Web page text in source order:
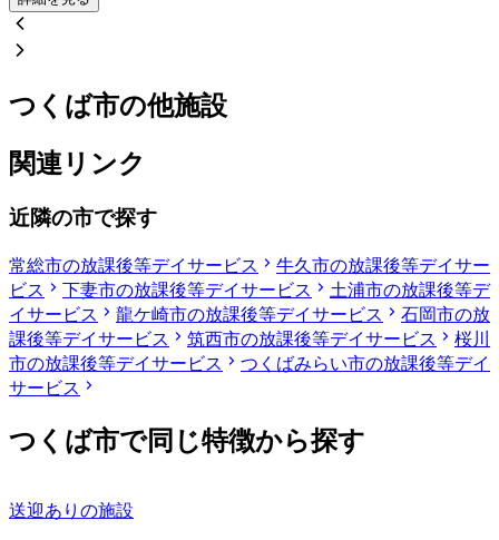
つくば市の他施設
関連リンク
近隣の市で探す
常総市の放課後等デイサービス
牛久市の放課後等デイサー
ビス
下妻市の放課後等デイサービス
土浦市の放課後等デ
イサービス
龍ケ崎市の放課後等デイサービス
石岡市の放
課後等デイサービス
筑西市の放課後等デイサービス
桜川
市の放課後等デイサービス
つくばみらい市の放課後等デイ
サービス
つくば市で同じ特徴から探す
送迎ありの施設